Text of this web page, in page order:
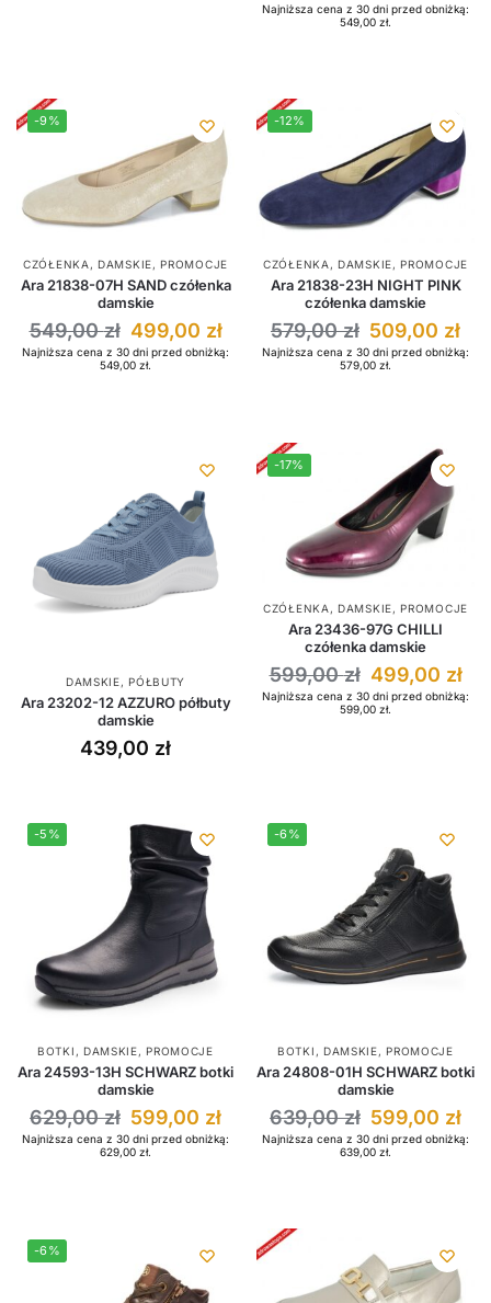
Najniższa cena z 30 dni przed obniżką:
549,00 zł.
-9%
CZÓŁENKA , DAMSKIE, PROMOCJE
Ara 21838-07H SAND czółenka
damskie
549,00zł 499,00 zł
Najniższa cena z 30 dni przed obniżką:
549,00 zł.
-12%
CZÓŁENKA , DAMSKIE, PROMOCJE
Ara 21838-23H NIGHT PINK
czółenka damskie
579,00zł 509,00 zł
Najniższa cena z 30 dni przed obniżką:
579,00 zł.
DAMSKIE,PÓŁBUTY
Ara 23202-12 AZZURO półbuty
damskie
439,00 zł
-17%
CZÓŁENKA ,DAMSKIE,PROMOCJE
Ara 23436-97G CHILLI
czółenka damskie
599,00zł 499,00 zł
Najniższa cena z 30 dni przed obniżką:
599,00 zł.
-5%
BOTKI , DAMSKIE,PROMOCJE
Ara 24593-13H SCHWARZ botki
damskie
629,00zł 599,00 zł
Najniższa cena z 30 dni przed obniżką:
629,00 zł.
-6%
BOTKI , DAMSKIE,PROMOCJE
Ara 24808-01H SCHWARZ botki
damskie
639,00zł 599,00 zł
Najniższa cena z 30 dni przed obniżką:
639,00 zł.
-6%